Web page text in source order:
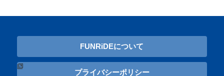
FUNRiDEについて
プライバシーポリシー